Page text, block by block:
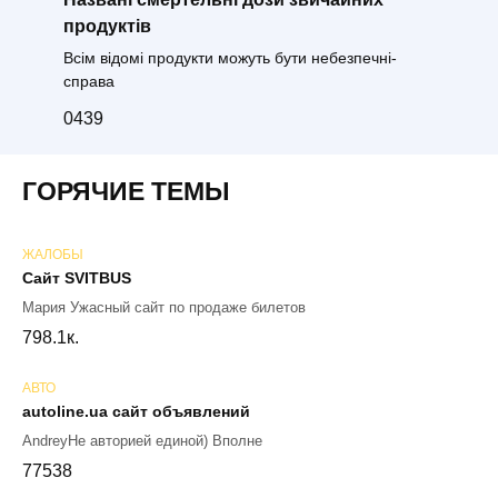
продуктів
Всім відомі продукти можуть бути небезпечні-
справа
0439
ГОРЯЧИЕ ТЕМЫ
ЖАЛОБЫ
Сайт SVITBUS
Мария Ужасный сайт по продаже билетов
798.1к.
АВТО
autoline.ua сайт объявлений
AndreyНе авторией единой) Вполне
77538